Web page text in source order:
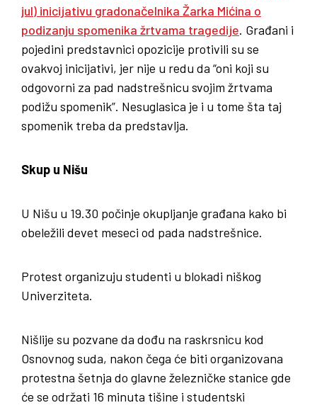
jul) inicijativu gradonačelnika Žarka Mićina o
podizanju spomenika žrtvama tragedije. Građani i
pojedini predstavnici opozicije protivili su se
ovakvoj inicijativi, jer nije u redu da “oni koji su
odgovorni za pad nadstrešnicu svojim žrtvama
podižu spomenik”. Nesuglasica je i u tome šta taj
spomenik treba da predstavlja.
Skup u Nišu
U Nišu u 19.30 počinje okupljanje građana kako bi
obeležili devet meseci od pada nadstrešnice.
Protest organizuju studenti u blokadi niškog
Univerziteta.
Nišlije su pozvane da dođu na raskrsnicu kod
Osnovnog suda, nakon čega će biti organizovana
protestna šetnja do glavne železničke stanice gde
će se održati 16 minuta tišine i studentski